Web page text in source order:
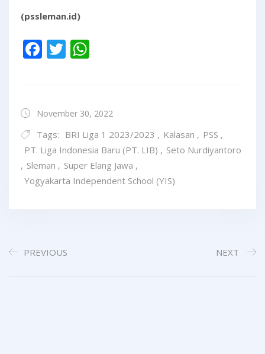
(pssleman.id)
Facebook
Twitter
November 30, 2022
Tags: BRI Liga 1 2023/2023 , Kalasan , PSS ,
PT. Liga Indonesia Baru (PT. LIB) , Seto Nurdiyantoro
, Sleman , Super Elang Jawa ,
Yogyakarta Independent School (YIS)
PREVIOUS NEXT